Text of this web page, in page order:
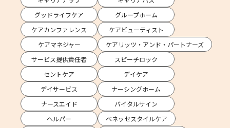
グッドライフケア
グループホーム
ケアカンファレンス
ケアビューティスト
ケアマネジャー
ケアリッツ・アンド・パートナーズ
サービス提供責任者
スピーチロック
セントケア
デイケア
デイサービス
ナーシングホーム
ナースエイド
バイタルサイン
ヘルパー
ベネッセスタイルケア